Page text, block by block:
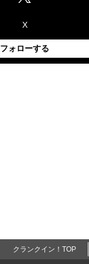
X
フォローする
クランクイン！TOP